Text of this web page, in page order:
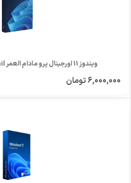
ویندوز 11 اورجینال پرو مادام العمر Windows 11 Pro Retail
۶,۰۰۰,۰۰۰تومان